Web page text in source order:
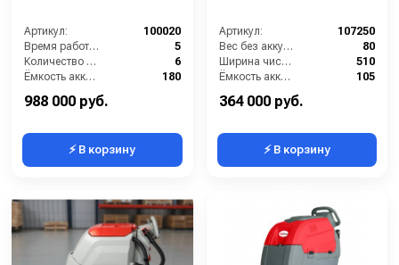
Артикул:
100020
Время работы (ч):
5
Количество аккумуляторов (шт):
6
Ёмкость аккумуляторов (Ач):
180
988 000 руб.
⚡ В корзину
Артикул:
107250
Вес без аккумуляторов (кг):
80
Ширина чистки щёток (мм):
510
Ёмкость аккумуляторов (Ач):
105
364 000 руб.
⚡ В корзину